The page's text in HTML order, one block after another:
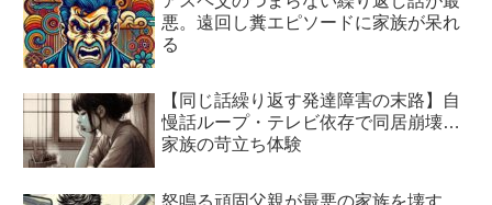
悪。遠回し糞エピソードに家族が呆れ
る
【同じ話繰り返す発達障害の末路】自
慢話ループ・テレビ依存で同居崩壊…
家族の苛立ち体験
怒鳴る頑固父親が最悪の家族を壊す。